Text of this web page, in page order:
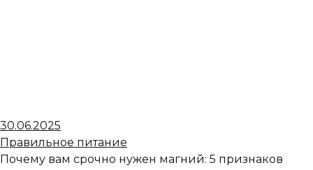
30.06.2025
Правильное питание
Почему вам срочно нужен магний: 5 признаков